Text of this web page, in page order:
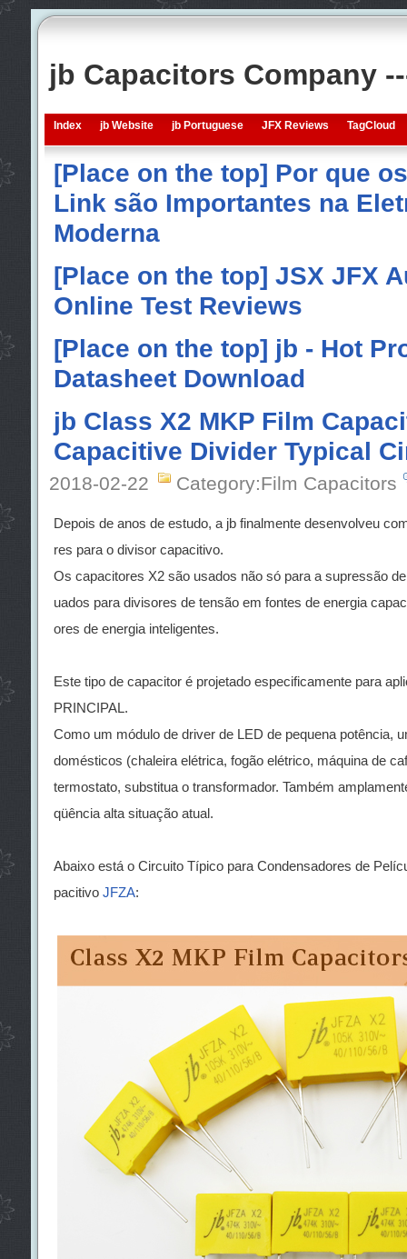
jb Capacitors Company
Index jb Website jb Portuguese JFX Reviews TagCloud
[Place on the top] Por que
Link são Importantes na
Moderna
[Place on the top] JSX JFX
Online Test Reviews
[Place on the top] jb - Hot
Datasheet Download
jb Class X2 MKP Film
Capacitive Divider Typical
2018-02-22 Category:Film Capacitors
Depois de anos de estudo, a jb finalmente desenvolveu
res para o divisor capacitivo.
Os capacitores X2 são usados não só para a supressão
uados para divisores de tensão em fontes de energia
ores de energia inteligentes.
Este tipo de capacitor é projetado especificamente para
PRINCIPAL.
Como um módulo de driver de LED de pequena potência,
domésticos (chaleira elétrica, fogão elétrico, máquina de
termostato, substitua o transformador. Também
qüência alta situação atual.
Abaixo está o Circuito Típico para Condensadores de
pacitivo JFZA: